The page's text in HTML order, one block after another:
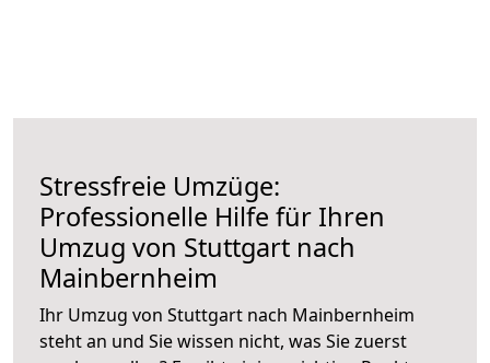
Stressfreie Umzüge:
Professionelle Hilfe für Ihren
Umzug von Stuttgart nach
Mainbernheim
Ihr Umzug von Stuttgart nach Mainbernheim
steht an und Sie wissen nicht, was Sie zuerst